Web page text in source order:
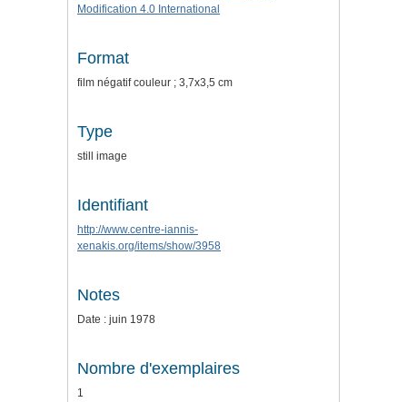
Modification 4.0 International
Format
film négatif couleur ; 3,7x3,5 cm
Type
still image
Identifiant
http://www.centre-iannis-
xenakis.org/items/show/3958
Notes
Date : juin 1978
Nombre d'exemplaires
1